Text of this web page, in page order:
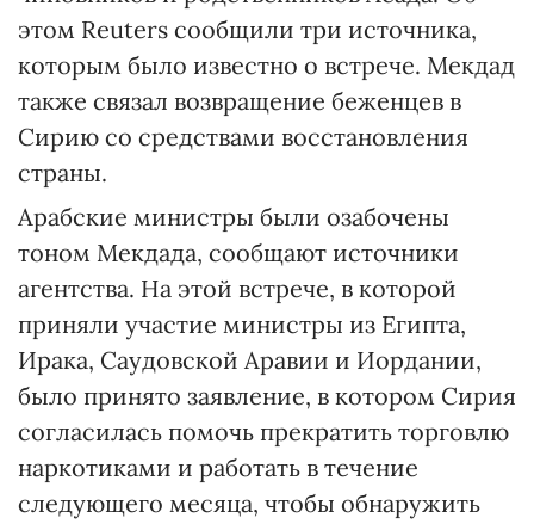
этом Reuters сообщили три источника,
которым было известно о встрече. Мекдад
также связал возвращение беженцев в
Сирию со средствами восстановления
страны.
Арабские министры были озабочены
тоном Мекдада, сообщают источники
агентства. На этой встрече, в которой
приняли участие министры из Египта,
Ирака, Саудовской Аравии и Иордании,
было принято заявление, в котором Сирия
согласилась помочь прекратить торговлю
наркотиками и работать в течение
следующего месяца, чтобы обнаружить